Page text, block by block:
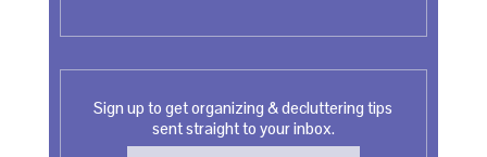
Sign up to get organizing & decluttering tips
sent straight to your inbox.